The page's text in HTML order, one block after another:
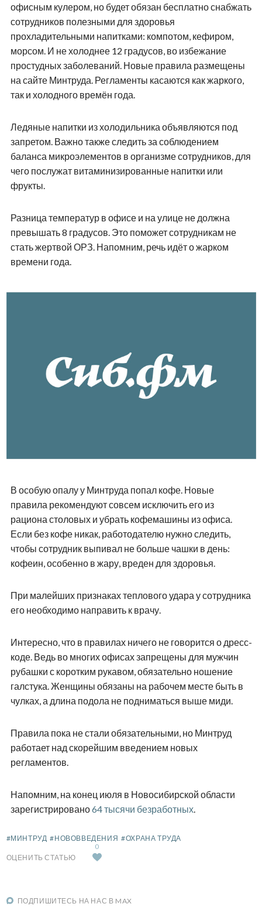
офисным кулером, но будет обязан бесплатно снабжать
сотрудников полезными для здоровья
прохладительными напитками: компотом, кефиром,
морсом. И не холоднее 12 градусов, во избежание
простудных заболеваний. Новые правила размещены
на сайте Минтруда. Регламенты касаются как жаркого,
так и холодного времён года.
Ледяные напитки из холодильника объявляются под
запретом. Важно также следить за соблюдением
баланса микроэлементов в организме сотрудников, для
чего послужат витаминизированные напитки или
фрукты.
Разница температур в офисе и на улице не должна
превышать 8 градусов. Это поможет сотрудникам не
стать жертвой ОРЗ. Напомним, речь идёт о жарком
времени года.
В особую опалу у Минтруда попал кофе. Новые
правила рекомендуют совсем исключить его из
рациона столовых и убрать кофемашины из офиса.
Если без кофе никак, работодателю нужно следить,
чтобы сотрудник выпивал не больше чашки в день:
кофеин, особенно в жару, вреден для здоровья.
При малейших признаках теплового удара у сотрудника
его необходимо направить к врачу.
Интересно, что в правилах ничего не говорится о дресс-
коде. Ведь во многих офисах запрещены для мужчин
рубашки с коротким рукавом, обязательно ношение
галстука. Женщины обязаны на рабочем месте быть в
чулках, а длина подола не подниматься выше миди.
Правила пока не стали обязательными, но Минтруд
работает над скорейшим введением новых
регламентов.
Напомним, на конец июля в Новосибирской области
зарегистрировано64 тысячи безработных.
#МИНТРУД #НОВОВВЕДЕНИЯ #ОХРАНА ТРУДА
ОЦЕНИТЬ СТАТЬЮ
0
ПОДПИШИТЕСЬ НА НАС В MAX